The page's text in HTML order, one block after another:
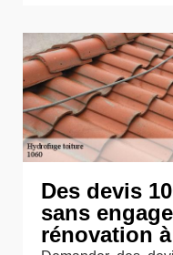
Des devis
sans
rénovation